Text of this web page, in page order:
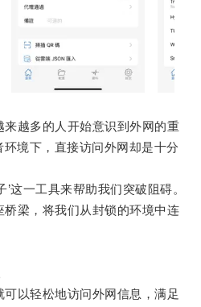
越多的人开始意识到外网的重
境下，直接访问外网却是十分
一工具来帮助我们突破阻碍。
梁，将我们从封锁的环境中连
以轻松地访问外网信息，满足